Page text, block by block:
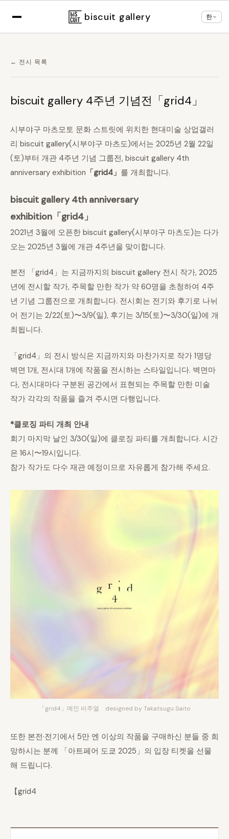
브라우저 설정에 따라한국어 언어 변경 ×
biscuit gallery 한
← 전시 목록
biscuit gallery 4주년 기념전「grid4」
시부야구 마츠모토 문화 스트릿에 위치한 현대미술 상업갤러
리 biscuit gallery(시부야구 마츠도)에서는 2025년 2월 22일
(토)부터 개관 4주년 기념 그룹전, biscuit gallery 4th
anniversary exhibition 「grid4」 를 개최합니다.
biscuit gallery 4th anniversary
exhibition「grid4」
2021년 3월에 오픈한 biscuit gallery(시부야구 마츠도)는 다가
오는 2025년 3월에 개관 4주년을 맞이합니다.
본전 「grid4」는 지금까지의 biscuit gallery 전시 작가, 2025
년에 전시할 작가, 주목할 만한 작가 약 60명을 초청하여 4주
년 기념 그룹전으로 개최합니다. 전시회는 전기와 후기로 나뉘
어 전기는 2/22(토)〜3/9(일), 후기는 3/15(토)〜3/30(일)에 개
최됩니다.
「grid4」의 전시 방식은 지금까지와 마찬가지로 작가 1명당
벽면 1개, 전시대 1개에 작품을 전시하는 스타일입니다. 벽면마
다, 전시대마다 구분된 공간에서 표현되는 주목할 만한 미술
작가 각각의 작품을 즐겨 주시면 다행입니다.
*클로징 파티 개최 안내
회기 마지막 날인 3/30(일)에 클로징 파티를 개최합니다. 시간
은 16시〜19시입니다.
참가 작가도 다수 재관 예정이므로 자유롭게 참가해 주세요.
「grid4」메인 비주얼 designed by Takatsugu Saito
또한 본전·전기에서 5만 엔 이상의 작품을 구매하신 분들 중 희
망하시는 분께 「아트페어 도쿄 2025」의 입장 티켓을 선물
해 드립니다.
【grid4